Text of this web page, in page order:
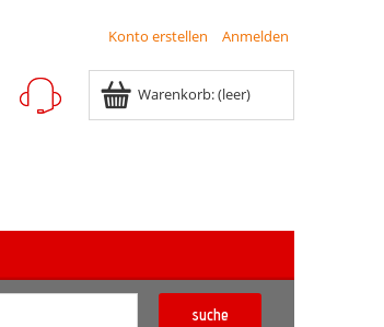
Konto erstellen Anmelden
Warenkorb:(leer)
suche